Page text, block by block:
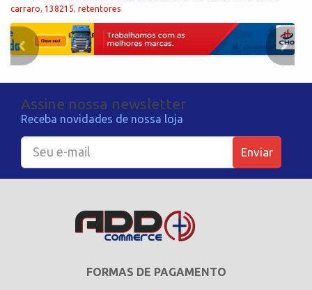
carraro, 138215, retentores
Assine nossa newsletter
Receba novidades de nossa loja
Enviar
FORMAS DE PAGAMENTO